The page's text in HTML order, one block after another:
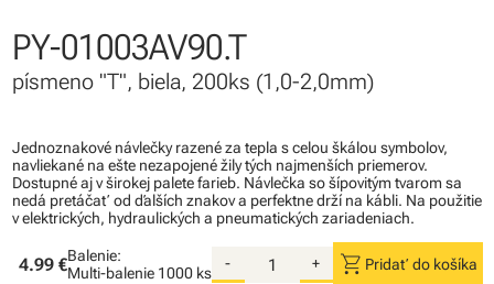
PY-01003AV90.T
písmeno "T", biela, 200ks (1,0-2,0mm)
Jednoznakové návlečky razené za tepla s celou škálou symbolov,
navliekané na ešte nezapojené žily tých najmenších priemerov.
Dostupné aj v širokej palete farieb. Návlečka so šípovitým tvarom sa
nedá pretáčať od ďalších znakov a perfektne drží na kábli. Na použitie
v elektrických, hydraulických a pneumatických zariadeniach.
4.99 €Balenie:
Multi-balenie 1000 ks
- + shopping_cart Pridať do košíka